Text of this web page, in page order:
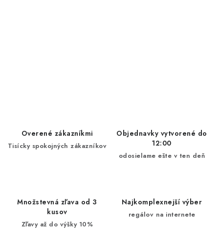
Overené zákazníkmi
Tisícky spokojných zákazníkov
Objednavky vytvorené do
12:00
odosielame ešte v ten deň
Množstevná zľava od 3
kusov
Zľavy až do výšky 10%
Najkomplexnejší výber
regálov na internete